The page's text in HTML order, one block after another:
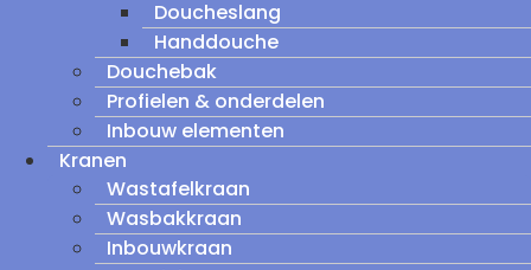
Doucheslang
Handdouche
Douchebak
Profielen & onderdelen
Inbouw elementen
Kranen
Wastafelkraan
Wasbakkraan
Inbouwkraan